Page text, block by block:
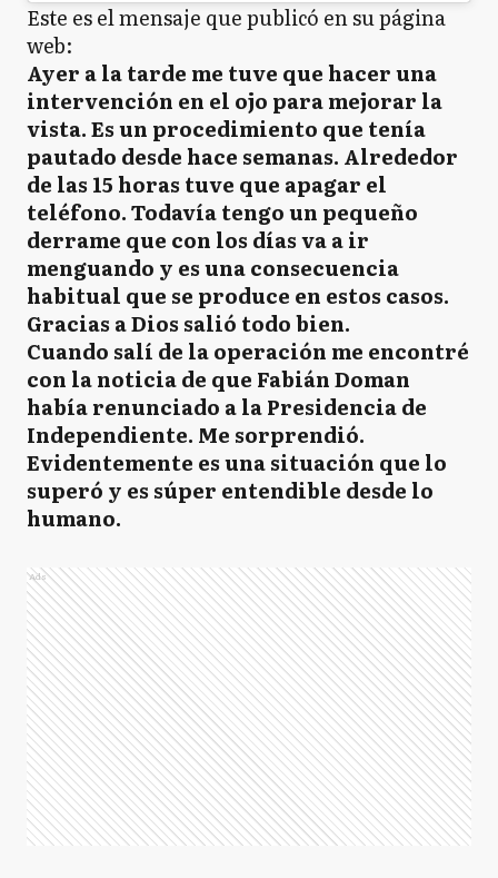
Este es el mensaje que publicó en su página
web:
Ayer a la tarde me tuve que hacer una
intervención en el ojo para mejorar la
vista. Es un procedimiento que tenía
pautado desde hace semanas. Alrededor
de las 15 horas tuve que apagar el
teléfono. Todavía tengo un pequeño
derrame que con los días va a ir
menguando y es una consecuencia
habitual que se produce en estos casos.
Gracias a Dios salió todo bien.
Cuando salí de la operación me encontré
con la noticia de que Fabián Doman
había renunciado a la Presidencia de
Independiente. Me sorprendió.
Evidentemente es una situación que lo
superó y es súper entendible desde lo
humano.
Ads